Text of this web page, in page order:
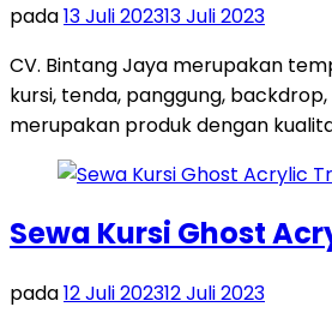
pada13 Juli 202313 Juli 2023
CV. Bintang Jaya merupakan
kursi, tenda, panggung,
merupakan produk dengan
Sewa Kursi Ghost
pada12 Juli 202312 Juli 2023